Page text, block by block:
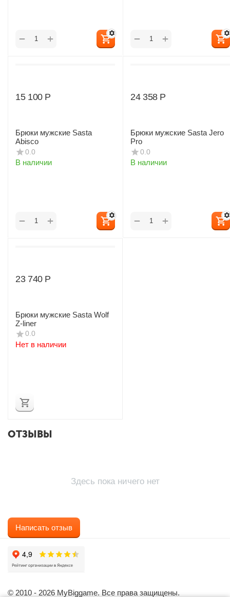
+
− +
−
15 100 Р
Брюки мужские Sasta
Abisco
0.0
В наличии
+
−
24 358 Р
Брюки мужские Sasta Jero
Pro
0.0
В наличии
+
−
23 740 Р
Брюки мужские Sasta Wolf
Z-liner
0.0
Нет в наличии
ОТЗЫВЫ
Здесь пока ничего нет
Написать отзыв
© 2010 - 2026 MyBiggame. Все права защищены.